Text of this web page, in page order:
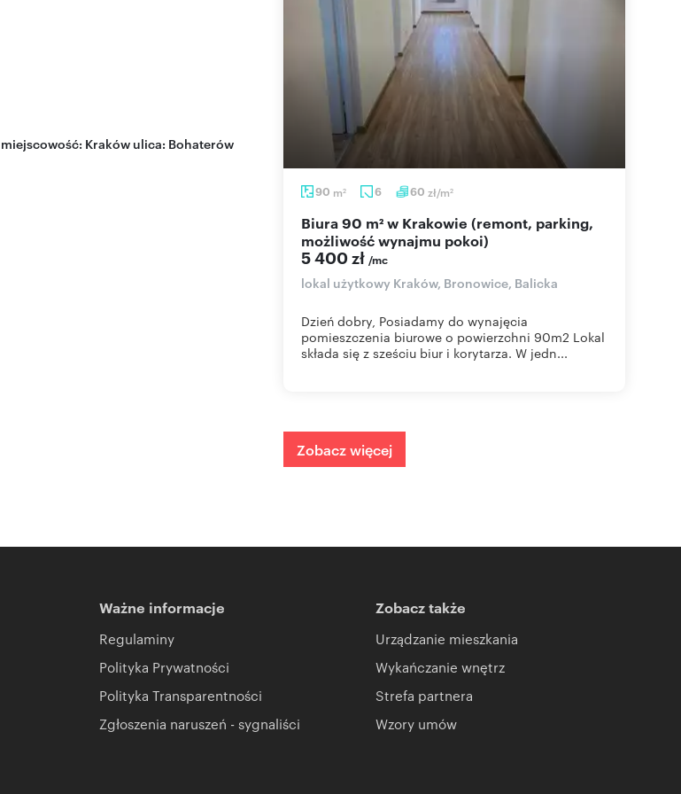
miejscowość: Kraków ulica: Bohaterów
90 m2 6 60 zł/m2
Biura 90 m² w Krakowie (remont, parking,
możliwość wynajmu pokoi)
5 400 zł /mc
lokal użytkowy Kraków, Bronowice, Balicka
Dzień dobry, Posiadamy do wynajęcia
pomieszczenia biurowe o powierzchni 90m2 Lokal
składa się z sześciu biur i korytarza. W jedn...
Zobacz więcej
Ważne informacje
Regulaminy
Polityka Prywatności
Polityka Transparentności
Zgłoszenia naruszeń - sygnaliści
Zobacz także
Urządzanie mieszkania
Wykańczanie wnętrz
Strefa partnera
Wzory umów